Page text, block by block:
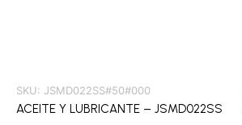
SKU: JSMD022SS#50#000
ACEITE Y LUBRICANTE – JSMD022SS